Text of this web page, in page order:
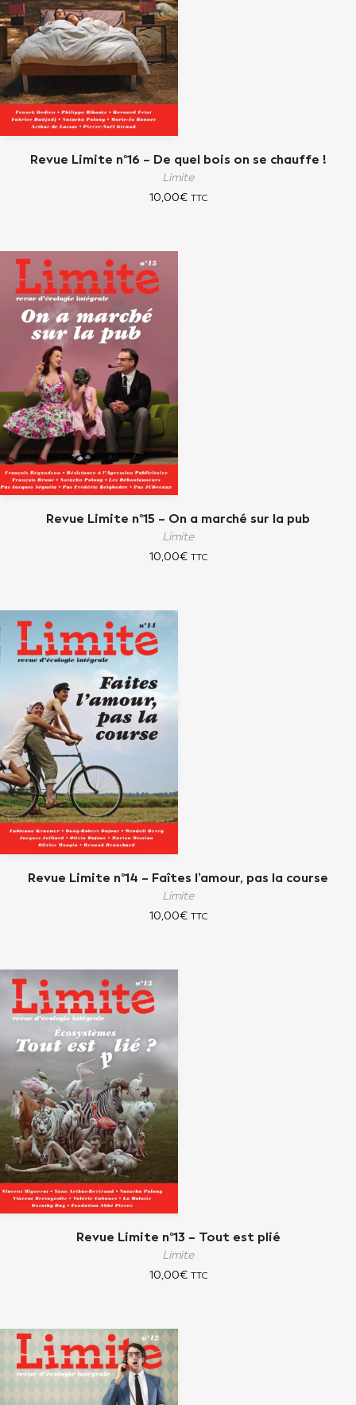
Revue Limite n°16 – De quel bois on se chauffe !
Limite
10,00€ TTC
Revue Limite n°15 – On a marché sur la pub
Limite
10,00€ TTC
Revue Limite n°14 – Faîtes l’amour, pas la course
Limite
10,00€ TTC
Revue Limite n°13 – Tout est plié
Limite
10,00€ TTC